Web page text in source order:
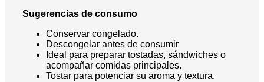
Sugerencias de consumo
Conservar congelado.
Descongelar antes de consumir
Ideal para preparar tostadas, sándwiches o
acompañar comidas principales.
Tostar para potenciar su aroma y textura.